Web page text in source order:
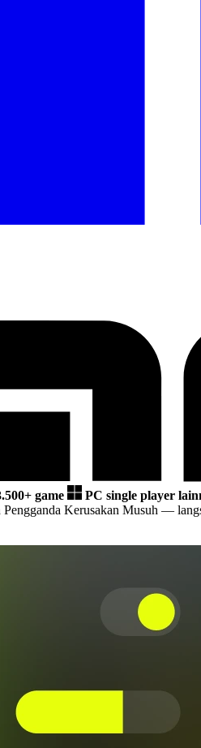
game PC single player
Kerusakan Musuh —